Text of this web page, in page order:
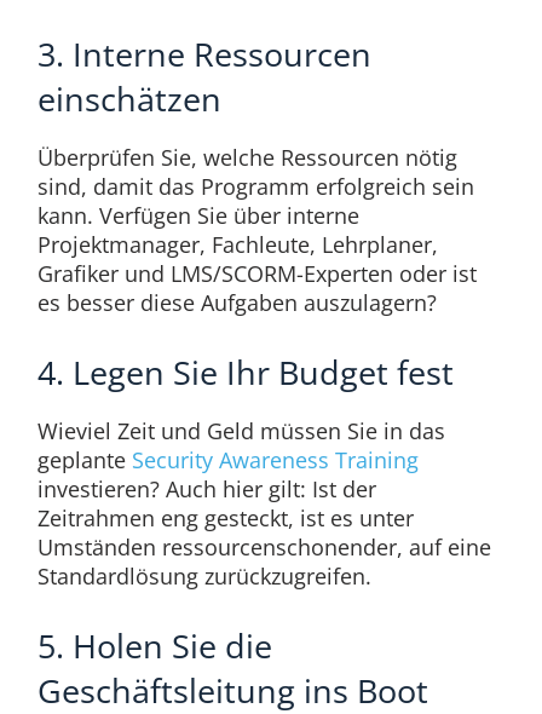
3. Interne Ressourcen
einschätzen
Überprüfen Sie, welche Ressourcen nötig
sind, damit das Programm erfolgreich sein
kann. Verfügen Sie über interne
Projektmanager, Fachleute, Lehrplaner,
Grafiker und LMS/SCORM-Experten oder ist
es besser diese Aufgaben auszulagern?
4. Legen Sie Ihr Budget fest
Wieviel Zeit und Geld müssen Sie in das
geplante Security Awareness Training
investieren? Auch hier gilt: Ist der
Zeitrahmen eng gesteckt, ist es unter
Umständen ressourcenschonender, auf eine
Standardlösung zurückzugreifen.
5. Holen Sie die
Geschäftsleitung ins Boot